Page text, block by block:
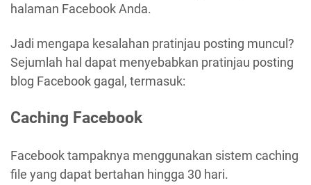
halaman Facebook Anda.
Jadi mengapa kesalahan pratinjau posting muncul?
Sejumlah hal dapat menyebabkan pratinjau posting
blog Facebook gagal, termasuk:
Caching Facebook
Facebook tampaknya menggunakan sistem caching
file yang dapat bertahan hingga 30 hari.